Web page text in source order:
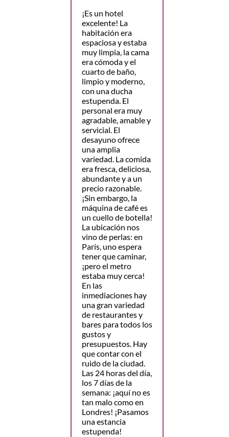
¡Es un hotel
excelente! La
habitación era
espaciosa y estaba
muy limpia, la cama
era cómoda y el
cuarto de baño,
limpio y moderno,
con una ducha
estupenda. El
personal era muy
agradable, amable y
servicial. El
desayuno ofrece
una amplia
variedad. La comida
era fresca, deliciosa,
abundante y a un
precio razonable.
¡Sin embargo, la
máquina de café es
un cuello de botella!
La ubicación nos
vino de perlas: en
París, uno espera
tener que caminar,
¡pero el metro
estaba muy cerca!
En las
inmediaciones hay
una gran variedad
de restaurantes y
bares para todos los
gustos y
presupuestos. Hay
que contar con el
ruido de la ciudad.
Las 24 horas del día,
los 7 días de la
semana: ¡aquí no es
tan malo como en
Londres! ¡Pasamos
una estancia
estupenda!